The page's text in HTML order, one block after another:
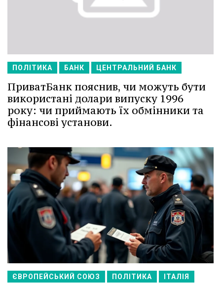
ПОЛІТИКА БАНК ЦЕНТРАЛЬНИЙ БАНК
ПриватБанк пояснив, чи можуть бути
використані долари випуску 1996
року: чи приймають їх обмінники та
фінансові установи.
ЄВРОПЕЙСЬКИЙ СОЮЗ ПОЛІТИКА ІТАЛІЯ